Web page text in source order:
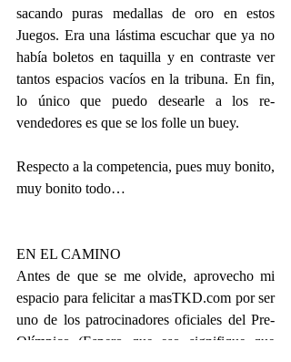
sacando puras medallas de oro en estos
Juegos. Era una lástima escuchar que ya no
había boletos en taquilla y en contraste ver
tantos espacios vacíos en la tribuna. En fin,
lo único que puedo desearle a los re-
vendedores es que se los folle un buey.
Respecto a la competencia, pues muy bonito,
muy bonito todo…
EN EL CAMINO
Antes de que se me olvide, aprovecho mi
espacio para felicitar a masTKD.com por ser
uno de los patrocinadores oficiales del Pre-
Olímpico (Espero que eso signifique que